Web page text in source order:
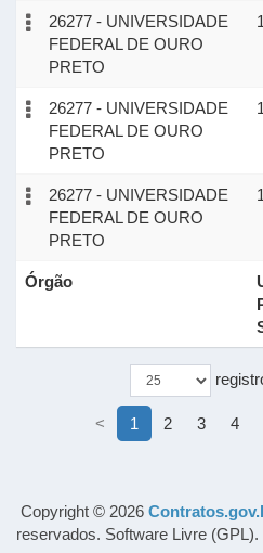
26277 - UNIVERSIDADE
FEDERAL DE OURO
PRETO
26277 - UNIVERSIDADE
FEDERAL DE OURO
PRETO
26277 - UNIVERSIDADE
FEDERAL DE OURO
PRETO
Órgão
< 1 2 3 4
Copyright © 2026
reservados. Software Livre (GPL).